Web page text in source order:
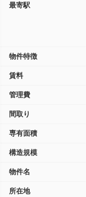
最寄駅
物件特徴
賃料
管理費
間取り
専有面積
構造規模
物件名
所在地